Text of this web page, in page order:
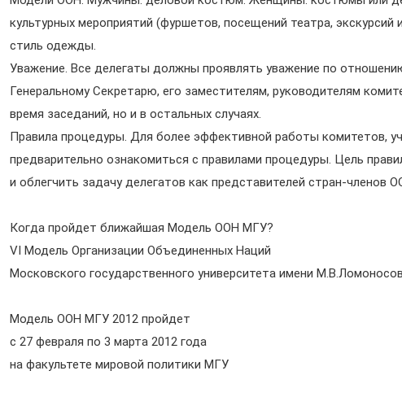
культурных мероприятий (фуршетов, посещений театра,
стиль одежды.
Уважение. Все делегаты должны проявлять уважение по
Генеральному Секретарю, его заместителям, руководителям
время заседаний, но и в остальных случаях.
Правила процедуры. Для более эффективной работы комитетов,
предварительно ознакомиться с правилами процедуры. Цель
и облегчить задачу делегатов как представителей стран-членов
Когда пройдет ближайшая Модель ООН МГУ?
VI Модель Организации Объединенных Наций
Московского государственного университета имени
Модель ООН МГУ 2012 пройдет
с 27 февраля по 3 марта 2012 года
на факультете мировой политики МГУ